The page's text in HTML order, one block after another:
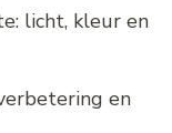
licht, kleur en
en